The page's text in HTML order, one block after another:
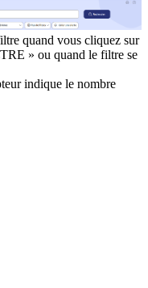
quand vous cliquez sur
» ou quand le filtre se
indique le nombre